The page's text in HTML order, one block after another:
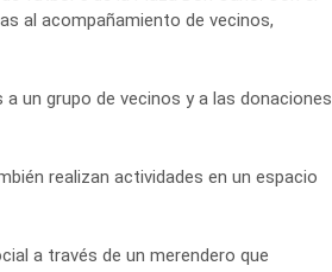
al acompañamiento de vecinos,
un grupo de vecinos y a las donaciones
realizan actividades en un espacio
a través de un merendero que